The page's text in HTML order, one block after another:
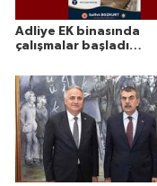
Adliye EK binasında
çalışmalar başladı…